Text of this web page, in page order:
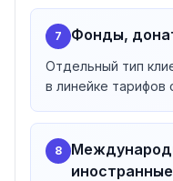
Онлайн-
для учеников
Фонды, донаты и
Транспорт,
медицина, фитнес;
Самозанятые—
7 Фонды,
Отдельный тип
в линейке тарифов
8